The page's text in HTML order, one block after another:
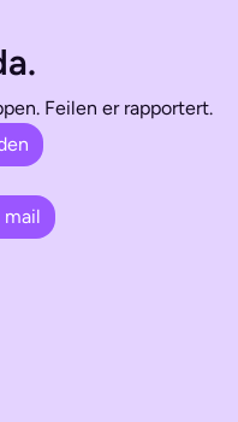
Feilen er rapportert.
mail